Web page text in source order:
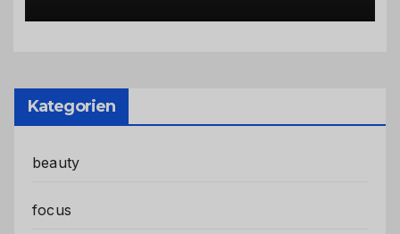
Kategorien
beauty
focus